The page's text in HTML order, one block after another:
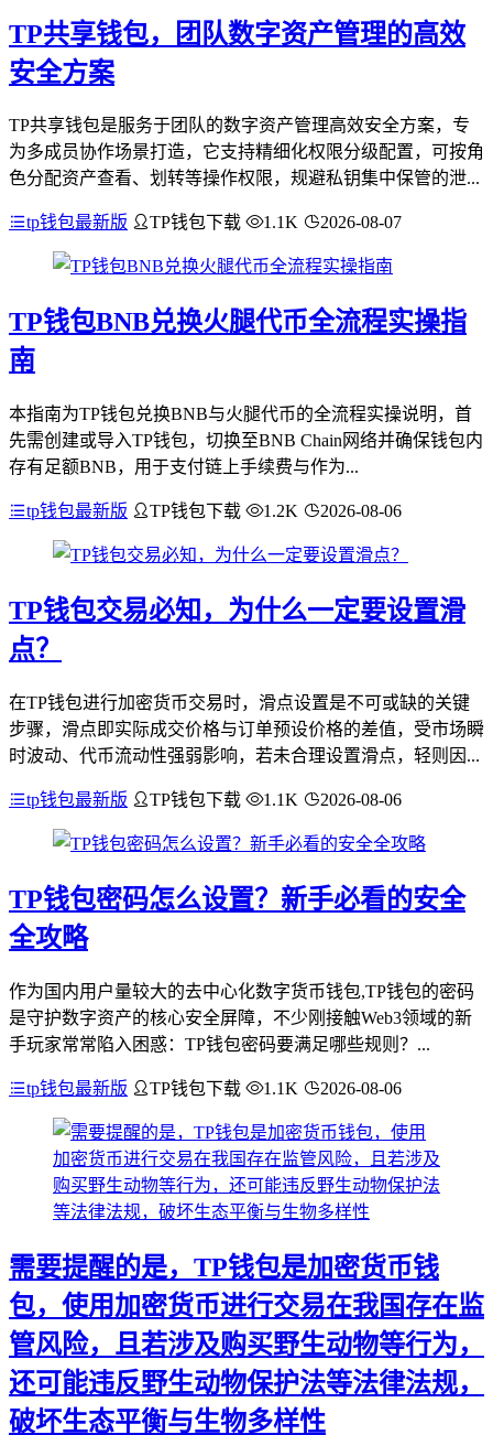
TP共享钱包，团队数字资产管理的高效
安全方案
TP共享钱包是服务于团队的数字资产管理高效安全方案，专
为多成员协作场景打造，它支持精细化权限分级配置，可按角
色分配资产查看、划转等操作权限，规避私钥集中保管的泄...
tp钱包最新版 TP钱包下载 1.1K 2026-08-07
TP钱包BNB兑换火腿代币全流程实操指
南
本指南为TP钱包兑换BNB与火腿代币的全流程实操说明，首
先需创建或导入TP钱包，切换至BNB Chain网络并确保钱包内
存有足额BNB，用于支付链上手续费与作为...
tp钱包最新版 TP钱包下载 1.2K 2026-08-06
TP钱包交易必知，为什么一定要设置滑
点？
在TP钱包进行加密货币交易时，滑点设置是不可或缺的关键
步骤，滑点即实际成交价格与订单预设价格的差值，受市场瞬
时波动、代币流动性强弱影响，若未合理设置滑点，轻则因...
tp钱包最新版 TP钱包下载 1.1K 2026-08-06
TP钱包密码怎么设置？新手必看的安全
全攻略
作为国内用户量较大的去中心化数字货币钱包,TP钱包的密码
是守护数字资产的核心安全屏障，不少刚接触Web3领域的新
手玩家常常陷入困惑：TP钱包密码要满足哪些规则？...
tp钱包最新版 TP钱包下载 1.1K 2026-08-06
需要提醒的是，TP钱包是加密货币钱
包，使用加密货币进行交易在我国存在监
管风险，且若涉及购买野生动物等行为，
还可能违反野生动物保护法等法律法规，
破坏生态平衡与生物多样性